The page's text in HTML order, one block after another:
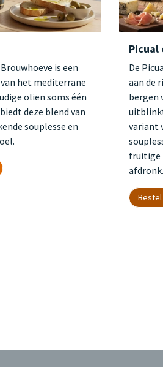
is een
het mediterrane
oliën soms één
deze blend van
souplesse en
De
aan de
bergen
variant
fruitige
afdronk.